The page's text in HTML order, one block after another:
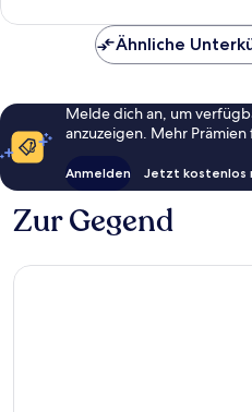
Ähnliche
Melde dich an, um
anzuzeigen. Mehr
Anmelden Jetzt kostenlos
Zur Gegend